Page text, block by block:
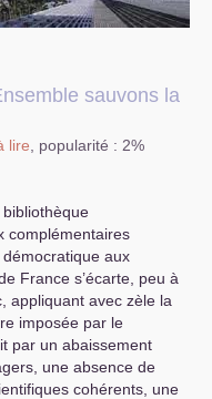
sauvons la
lire
popularité : 2%
bibliothèque
complémentaires
aux
France s’écarte, peu à
appliquant avec zèle la
imposée par le
par un abaissement
une absence de
cohérents, une